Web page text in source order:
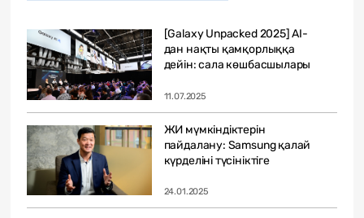
[Galaxy Unpacked 2025] AI-
дан нақты қамқорлыққа
дейін: сала көшбасшылары
11.07.2025
ЖИ мүмкіндіктерін
пайдалану: Samsung қалай
күрделіні түсініктіге
24.01.2025